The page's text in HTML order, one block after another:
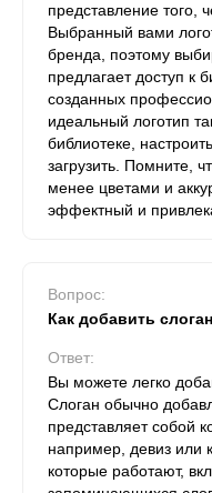
представление того,
Выбранный вами
бренда, поэтому
предлагает доступ к
созданных
идеальный логотип
библиотеке,
загрузить. Помните,
менее цветами и
эффектный и
Вопрос:
Как добавить
Ответ:
Вы можете легко
Слоган обычно
представляет собой
например, девиз или
которые работают,